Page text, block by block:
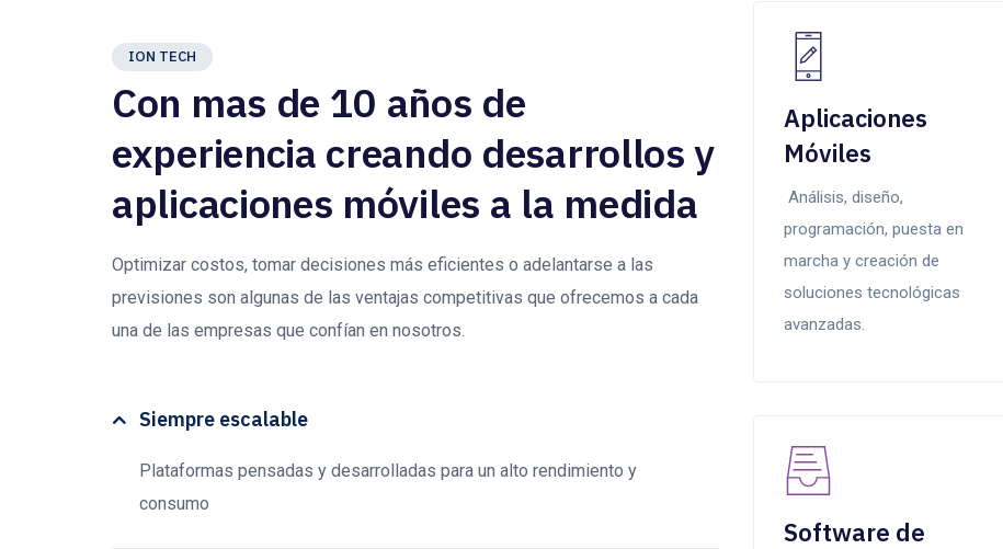
ION TECH
Con mas de 10 años de
experiencia creando desarrollos y
aplicaciones móviles a la medida
Optimizar costos, tomar decisiones más eficientes o adelantarse a las
previsiones son algunas de las ventajas competitivas que ofrecemos a cada
una de las empresas que confían en nosotros.
Siempre escalable
Plataformas pensadas y desarrolladas para un alto rendimiento y
consumo
Aplicaciones
Móviles
Análisis, diseño,
programación, puesta en
marcha y creación de
soluciones tecnológicas
avanzadas.
Software de